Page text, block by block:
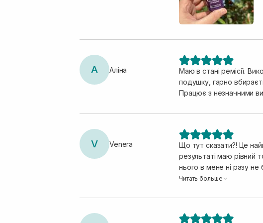
шкіри. Сміливо,
А Аліна
Маю в стані ремісії.
подушку, гарно вбирається шкірою. Шкіра наповнена, працює з мілкими
Працює з незначними
V Venera
Що тут сказати?! Це
результаті маю рівний
нього в мене ні разу
вбирається і не лягає
Читать больше